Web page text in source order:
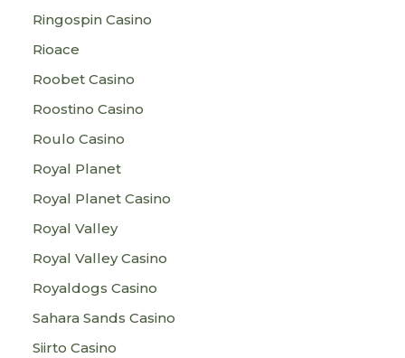
Ringospin Casino
Rioace
Roobet Casino
Roostino Casino
Roulo Casino
Royal Planet
Royal Planet Casino
Royal Valley
Royal Valley Casino
Royaldogs Casino
Sahara Sands Casino
Siirto Casino